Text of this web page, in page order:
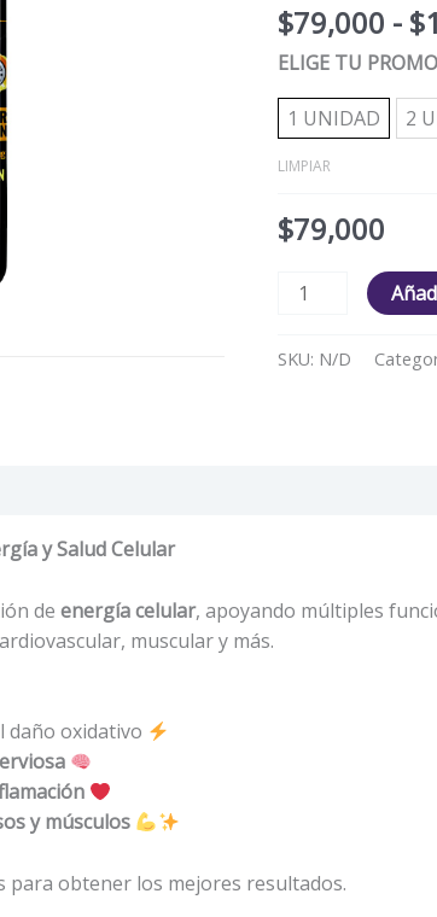
$79,000 - $
ELIGE TU
1 UNIDAD 2
LIMPIAR
$79,000
SKU: N/D
y Salud Celular
de energía celular, apoyando múltiples
muscular y más.
oxidativo
y músculos
para obtener los mejores resultados.